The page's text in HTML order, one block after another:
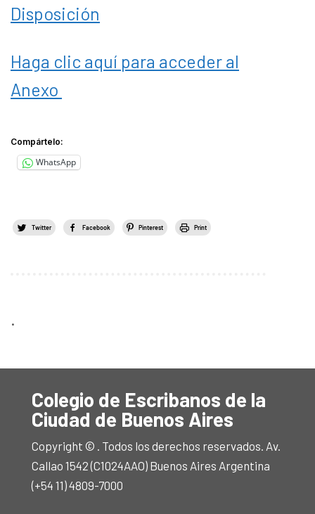
Disposición
Haga clic aquí para acceder al
Anexo
Compártelo:
WhatsApp
Twitter Facebook Pinterest Print
.
Colegio de Escribanos de la
Ciudad de Buenos Aires
Copyright © . Todos los derechos reservados. Av.
Callao 1542 (C1024AAO) Buenos Aires Argentina
(+54 11) 4809-7000